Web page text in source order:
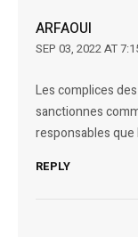
ARFAOUI
SEP 03, 2022 AT
Les complices
sanctionnes
responsables
REPLY